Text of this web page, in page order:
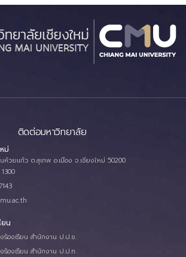
ติดต่อมหาวิทยาลัย
ม่
ห้วยแก้ว ต.สุเทพ อ.เมือง จ.เชียงใหม่ 50200
น
ร้องเรียน สำนักงาน ป.ป.ช.
ร้องเรียน สำนักงาน ป.ป.ท.